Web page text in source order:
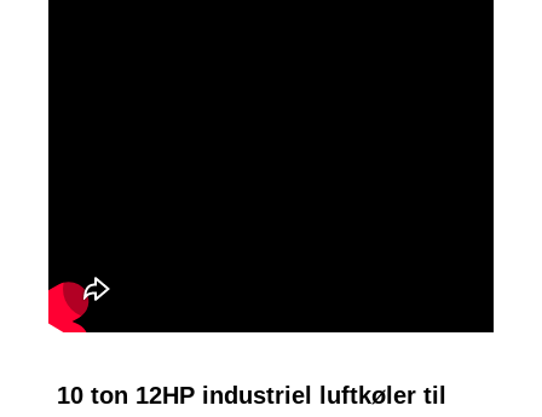
10 ton 12HP industriel luftkøler til